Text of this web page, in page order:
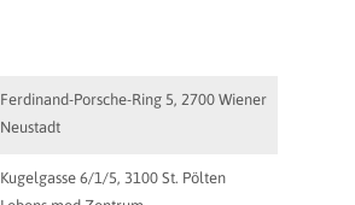
Ferdinand-Porsche-Ring 5, 2700 Wiener
Neustadt
Kugelgasse 6/1/5, 3100 St. Pölten